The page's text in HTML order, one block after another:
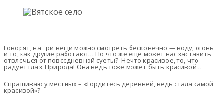
Говорят, на три вещи можно смотреть бесконечно — воду, огонь
и то, как другие работают… Но что же еще может нас заставить
отвлечься от повседневной суеты? Нечто красивое, то, что
радует глаз. Природа! Она ведь тоже может быть красивой…
Спрашиваю у местных – «Гордитесь деревней, ведь стала самой
красивой»?